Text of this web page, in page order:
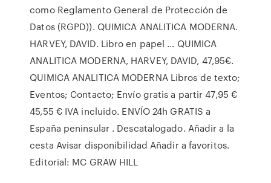
como Reglamento General de Protección de
Datos (RGPD)). QUIMICA ANALITICA MODERNA.
HARVEY, DAVID. Libro en papel ... QUIMICA
ANALITICA MODERNA, HARVEY, DAVID, 47,95€.
QUIMICA ANALITICA MODERNA Libros de texto;
Eventos; Contacto; Envío gratis a partir 47,95 €
45,55 € IVA incluido. ENVÍO 24h GRATIS a
España peninsular . Descatalogado. Añadir a la
cesta Avisar disponibilidad Añadir a favoritos.
Editorial: MC GRAW HILL